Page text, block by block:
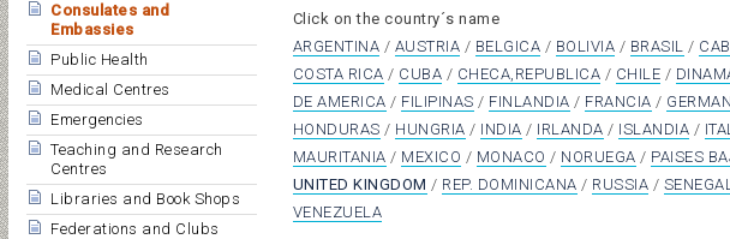
Consulates and
Embassies
Public Health
Medical Centres
Emergencies
Teaching and Research
Centres
Libraries and Book Shops
Federations and Clubs
Click on the country´s name
ARGENTINA / AUSTRIA / BELGICA / BOLIVIA / BRASIL /
COSTA RICA / CUBA / CHECA,REPUBLICA / CHILE /
DE AMERICA / FILIPINAS / FINLANDIA / FRANCIA /
HONDURAS / HUNGRIA / INDIA / IRLANDA / ISLANDIA /
MAURITANIA / MEXICO / MONACO / NORUEGA / PAISES
UNITED KINGDOM / REP. DOMINICANA / RUSSIA /
VENEZUELA